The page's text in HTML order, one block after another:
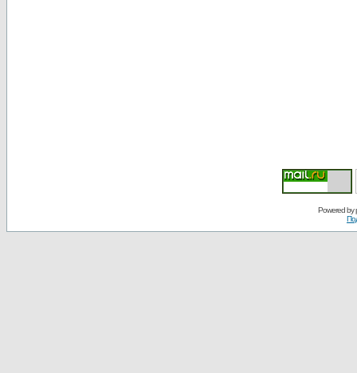
Powered by